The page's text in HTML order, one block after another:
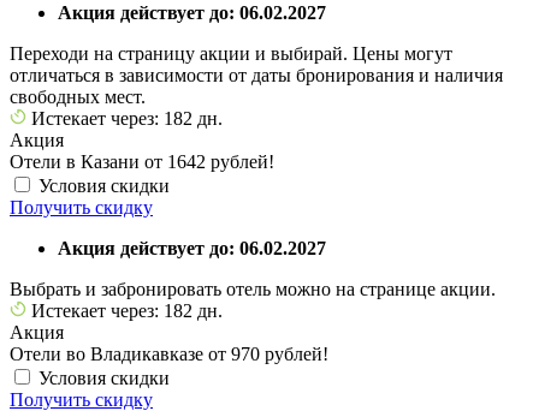
Акция действует до: 06.02.2027
Переходи на страницу акции и выбирай. Цены могут
отличаться в зависимости от даты бронирования и наличия
свободных мест.
Истекает через: 182 дн.
Акция
Отели в Казани от 1642 рублей!
Условия скидки
Получить скидку
Акция действует до: 06.02.2027
Выбрать и забронировать отель можно на странице акции.
Истекает через: 182 дн.
Акция
Отели во Владикавказе от 970 рублей!
Условия скидки
Получить скидку